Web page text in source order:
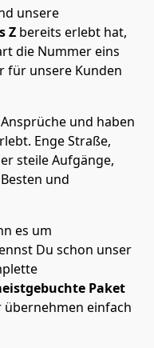
unsere
Z bereits erlebt hat,
die Nummer eins
für unsere Kunden
und haben
Enge Straße,
steile Aufgänge,
und
es um
Du schon unser
Paket
übernehmen einfach